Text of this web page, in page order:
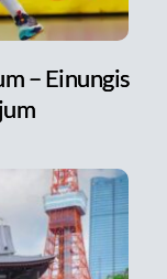
– Einungis